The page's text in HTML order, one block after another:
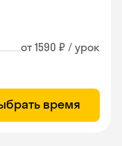
от 1590 ₽ / урок
время